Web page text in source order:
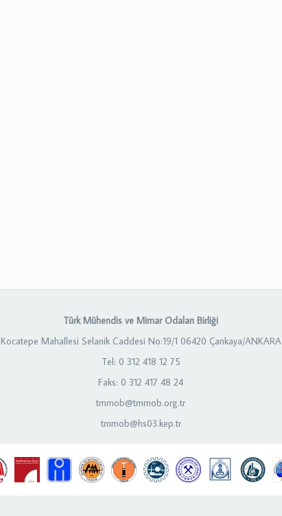
Türk Mühendis ve Mimar Odaları Birliği
Kocatepe Mahallesi Selanik Caddesi No:19/1 06420 Çankaya/ANKARA
Tel: 0 312 418 12 75
Faks: 0 312 417 48 24
tmmob@tmmob.org.tr
tmmob@hs03.kep.tr